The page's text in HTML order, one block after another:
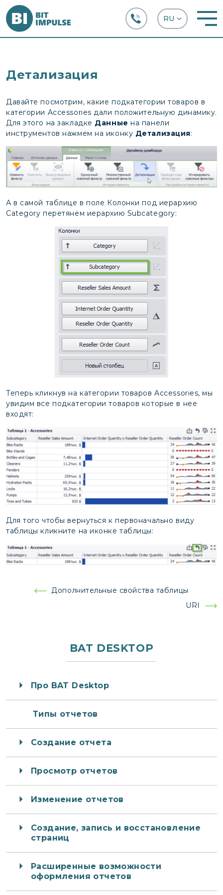
Детализация
Давайте посмотрим, какие подкатегории товаров в
категории Accessories дали положительную динамику.
Для этого на закладке Данныена панели
инструментов нажмем на иконку Детализация:
А в самой таблице в поле Колонки под иерархию
Category перетянем иерархию Subcategory:
Теперь кликнув на категории товаров Accessories, мы
увидим все подкатегории товаров которые в нее
входят:
Для того чтобы вернуться к первоначально виду
таблицы кликните на иконке таблицы:
НавигацияДополнительные свойства таблицы
URI
BAT DESKTOP
Про BAT Desktop
Типы отчетов
Создание отчета
Просмотр отчетов
Изменение отчетов
Создание, запись и восстановление
страниц
Расширенные возможности
оформления отчетов